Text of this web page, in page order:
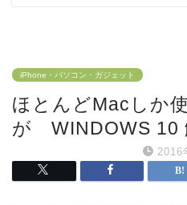
iPhone・パソコン・ガジェット
ほとんどMacしか
が WINDOWS 10
2016